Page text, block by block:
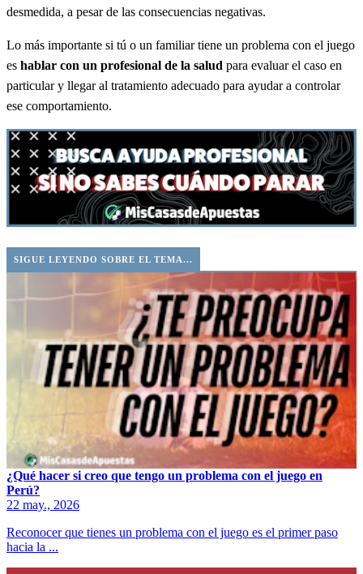
desmedida, a pesar de las consecuencias negativas.
Lo más importante si tú o un familiar tiene un problema con el juego
es hablar con un profesional de la salud para evaluar el caso en
particular y llegar al tratamiento adecuado para ayudar a controlar
ese comportamiento.
SIGUE LEYENDO SOBRE EL TEMA...
¿Qué hacer si creo que tengo un problema con el juego en
Perú?
22 may., 2026
Reconocer que tienes un problema con el juego es el primer paso
hacia la ...